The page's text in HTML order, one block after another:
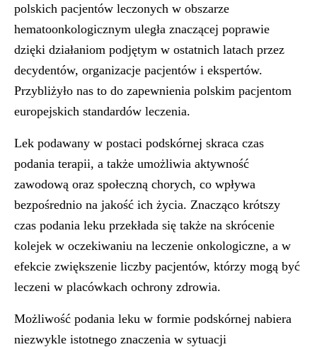
polskich pacjentów leczonych w obszarze
hematoonkologicznym uległa znaczącej poprawie
dzięki działaniom podjętym w ostatnich latach przez
decydentów, organizacje pacjentów i ekspertów.
Przybliżyło nas to do zapewnienia polskim pacjentom
europejskich standardów leczenia.
Lek podawany w postaci podskórnej skraca czas
podania terapii, a także umożliwia aktywność
zawodową oraz społeczną chorych, co wpływa
bezpośrednio na jakość ich życia. Znacząco krótszy
czas podania leku przekłada się także na skrócenie
kolejek w oczekiwaniu na leczenie onkologiczne, a w
efekcie zwiększenie liczby pacjentów, którzy mogą być
leczeni w placówkach ochrony zdrowia.
Możliwość podania leku w formie podskórnej nabiera
niezwykle istotnego znaczenia w sytuacji